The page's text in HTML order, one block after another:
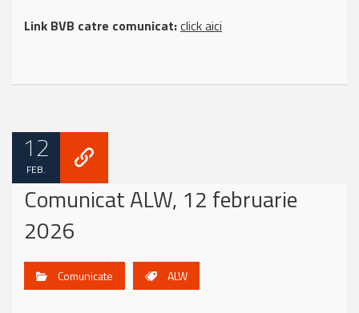
Link BVB catre comunicat:click aici
12
FEB.
Comunicat ALW, 12 februarie
2026
Comunicate ALW